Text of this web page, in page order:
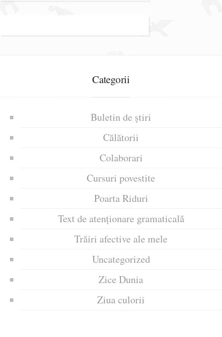
Categorii
Buletin de știri
Călătorii
Colaborari
Cursuri povestite
Poarta Riduri
Text de atenționare gramaticală
Trăiri afective ale mele
Uncategorized
Zice Dunia
Ziua culorii